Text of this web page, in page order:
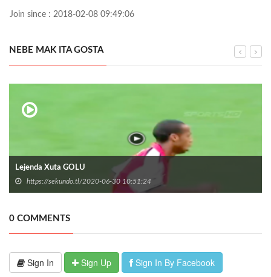
Join since : 2018-02-08 09:49:06
NEBE MAK ITA GOSTA
Lejenda Xuta GOLU
https://sekundo.tl/2020-06-30 10:51:24
0 COMMENTS
Sign In Sign Up Sign In By Facebook